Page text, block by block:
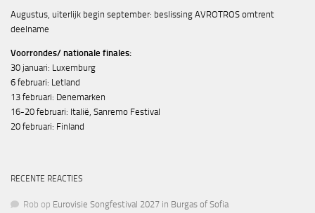
Augustus, uiterlijk begin september: beslissing AVROTROS omtrent
deelname
Voorrondes/ nationale finales:
30 januari: Luxemburg
6 februari: Letland
13 februari: Denemarken
16-20 februari: Italië, Sanremo Festival
20 februari: Finland
RECENTE REACTIES
Rob op Eurovisie Songfestival 2027 in Burgas of Sofia